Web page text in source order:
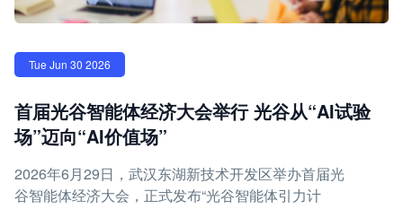
Tue Jun 30 2026
首届光谷智能体经济大会举行 光谷从“AI试验
场”迈向“AI价值场”
2026年6月29日，武汉东湖新技术开发区举办首届光
谷智能体经济大会，正式发布“光谷智能体引力计